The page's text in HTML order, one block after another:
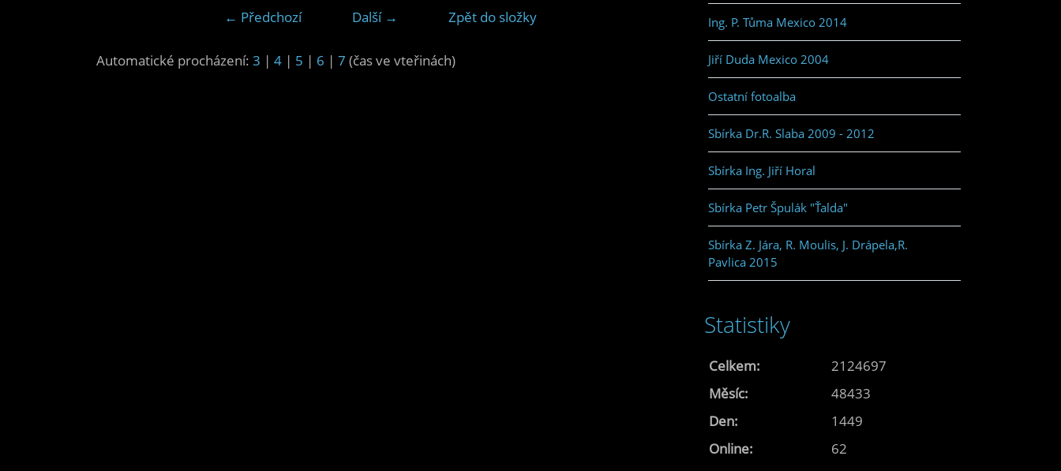
← Předchozí Další → Zpět do složky
Automatické procházení: 3 | 4 | 5 | 6 | 7 (čas ve vteřinách)
Ing. P. Tůma Mexico 2014
Jiří Duda Mexico 2004
Ostatní fotoalba
Sbírka Dr.R. Slaba 2009 - 2012
Sbírka Ing. Jiří Horal
Sbírka Petr Špulák "Ťalda"
Sbírka Z. Jára, R. Moulis, J. Drápela,R.
Pavlica 2015
Statistiky
Online: 62
Celkem:
2124697
Měsíc:
48433
Den:
1449